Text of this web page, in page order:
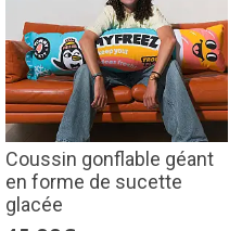
Coussin gonflable géant
en forme de sucette
glacée